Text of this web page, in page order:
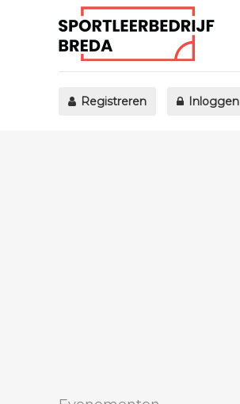
Registreren Inloggen